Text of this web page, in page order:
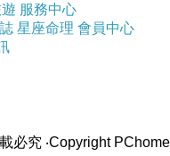
服務中心
星座命理 會員中心
必究 ‧Copyright PChome